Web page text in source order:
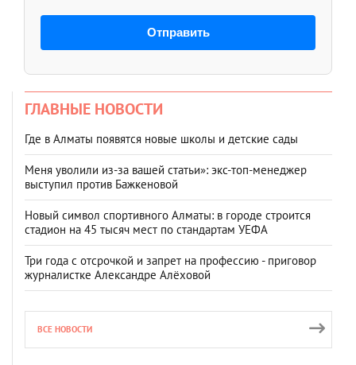
Отправить
ГЛАВНЫЕ НОВОСТИ
Где в Алматы появятся новые школы и детские сады
Меня уволили из-за вашей статьи»: экс-топ-менеджер
выступил против Бажкеновой
Новый символ спортивного Алматы: в городе строится
стадион на 45 тысяч мест по стандартам УЕФА
Три года с отсрочкой и запрет на профессию - приговор
журналистке Александре Алёховой
ВСЕ НОВОСТИ